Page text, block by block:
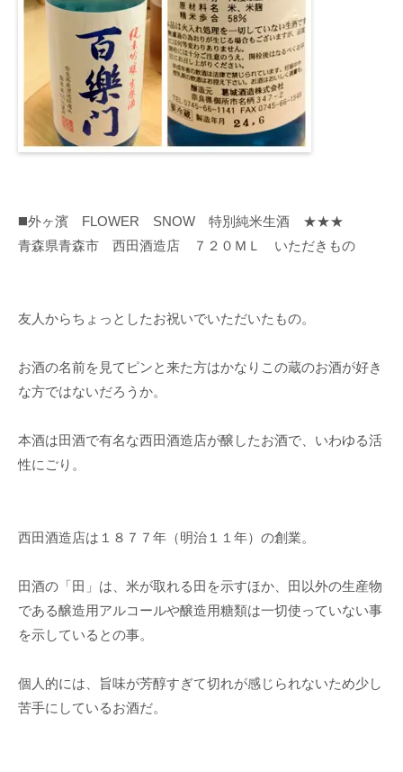
◼️外ヶ濱 FLOWER SNOW 特別純米生酒 ★★★
青森県青森市 西田酒造店 ７２０ＭＬ いただきもの
友人からちょっとしたお祝いでいただいたもの。
お酒の名前を見てピンと来た方はかなりこの蔵のお酒が好き
な方ではないだろうか。
本酒は田酒で有名な西田酒造店が醸したお酒で、いわゆる活
性にごり。
西田酒造店は１８７７年（明治１１年）の創業。
田酒の「田」は、米が取れる田を示すほか、田以外の生産物
である醸造用アルコールや醸造用糖類は一切使っていない事
を示しているとの事。
個人的には、旨味が芳醇すぎて切れが感じられないため少し
苦手にしているお酒だ。